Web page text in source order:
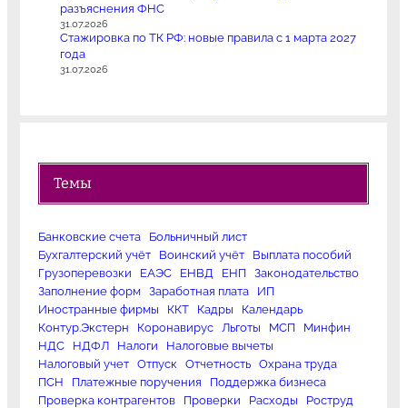
разъяснения ФНС
31.07.2026
Стажировка по ТК РФ: новые правила с 1 марта 2027
года
31.07.2026
Темы
Банковские счета
Больничный лист
Бухгалтерский учёт
Воинский учёт
Выплата пособий
Грузоперевозки
ЕАЭС ЕНВД ЕНП
Законодательство
Заполнение форм
Заработная плата
ИП
Иностранные фирмы
ККТ Кадры
Календарь
Контур.Экстерн
Коронавирус Льготы МСП
Минфин
НДС
НДФЛ Налоги
Налоговые вычеты
Налоговый учет
Отпуск Отчетность
Охрана труда
ПСН
Платежные поручения
Поддержка бизнеса
Проверка контрагентов
Проверки Расходы
Роструд